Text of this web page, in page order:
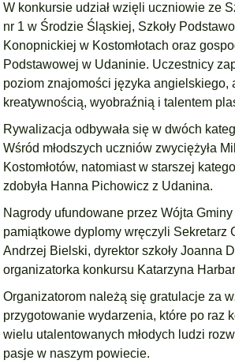
W konkursie udział wzięli uczniowie ze
nr 1 w Środzie Śląskiej, Szkoły
Konopnickiej w Kostomłotach oraz
Podstawowej w Udaninie. Uczestnicy
poziom znajomości języka angielskiego,
kreatywnością, wyobraźnią i talentem
Rywalizacja odbywała się w dwóch
Wśród młodszych uczniów zwyciężyła
Kostomłotów, natomiast w starszej
zdobyła Hanna Pichowicz z Udanina.
Nagrody ufundowane przez Wójta
pamiątkowe dyplomy wręczyli Sekretarz
Andrzej Bielski, dyrektor szkoły Joanna
organizatorka konkursu Katarzyna
Organizatorom należą się gratulacje za
przygotowanie wydarzenia, które po raz
wielu utalentowanych młodych ludzi
pasje w naszym powiecie.